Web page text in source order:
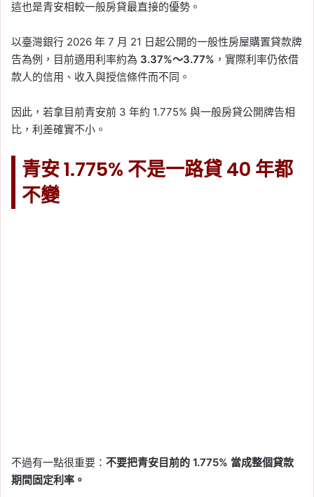
這也是青安相較一般房貸最直接的優勢。
以臺灣銀行 2026 年 7 月 21 日起公開的一般性房屋購置貸款牌
告為例，目前適用利率約為 3.37%～3.77% ，實際利率仍依借
款人的信用、收入與授信條件而不同。
因此，若拿目前青安前 3 年約 1.775% 與一般房貸公開牌告相
比，利差確實不小。
青安 1.775% 不是一路貸 40 年都
不變
不過有一點很重要： 不要把青安目前的 1.775% 當成整個貸款
期間固定利率。